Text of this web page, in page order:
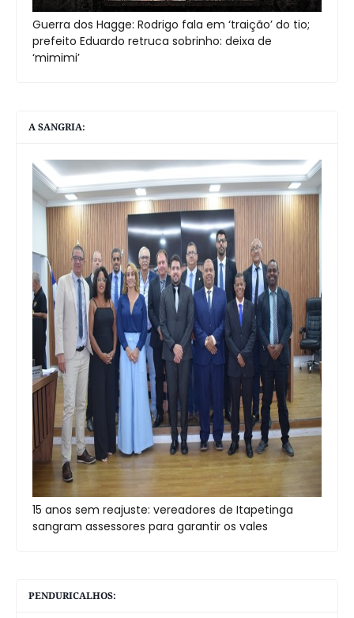
Guerra dos Hagge: Rodrigo fala em ‘traição’ do tio;
prefeito Eduardo retruca sobrinho: deixa de
‘mimimi’
A SANGRIA:
15 anos sem reajuste: vereadores de Itapetinga
sangram assessores para garantir os vales
PENDURICALHOS: